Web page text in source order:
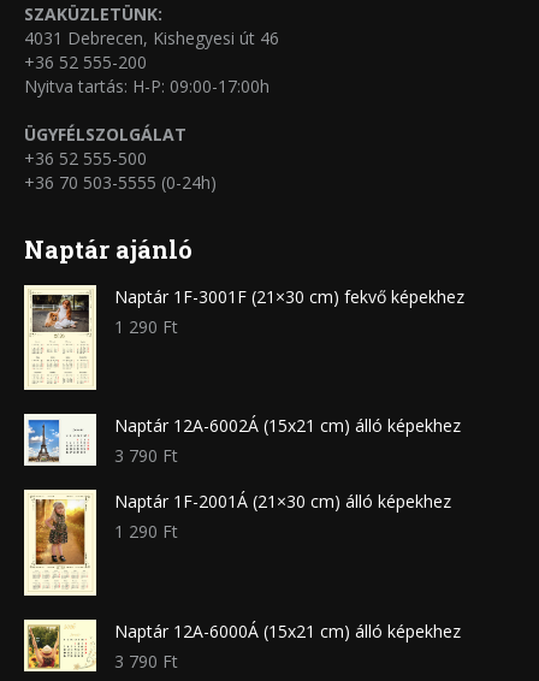
SZAKÜZLETÜNK:
4031 Debrecen, Kishegyesi út 46
+36 52 555-200
Nyitva tartás: H-P: 09:00-17:00h
ÜGYFÉLSZOLGÁLAT
+36 52 555-500
+36 70 503-5555 (0-24h)
Naptár ajánló
Naptár 1F-3001F (21×30 cm) fekvő képekhez
1 290 Ft
Naptár 12A-6002Á (15x21 cm) álló képekhez
3 790 Ft
Naptár 1F-2001Á (21×30 cm) álló képekhez
1 290 Ft
Naptár 12A-6000Á (15x21 cm) álló képekhez
3 790 Ft